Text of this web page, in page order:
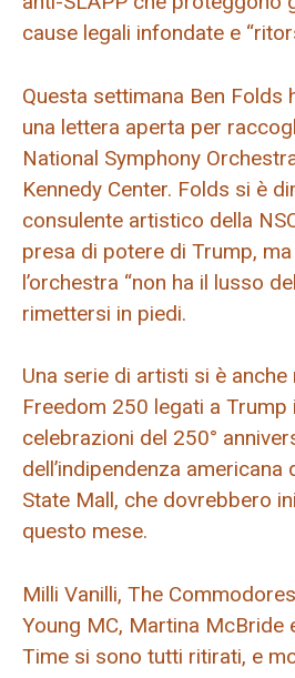
cause legali infondate e
Questa settimana Ben Folds
una lettera aperta per
National Symphony
Kennedy Center. Folds si è
consulente artistico della
presa di potere di Trump,
l’orchestra “non ha il lusso
rimettersi in piedi.
Una serie di artisti si è
Freedom 250 legati a
celebrazioni del 250°
dell’indipendenza americana
State Mall, che dovrebbero
questo mese.
Milli Vanilli, The
Young MC, Martina McBride
Time si sono tutti ritirati, e